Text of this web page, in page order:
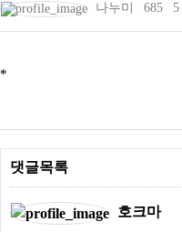
나누미 685 5
*
댓글목록
호크마